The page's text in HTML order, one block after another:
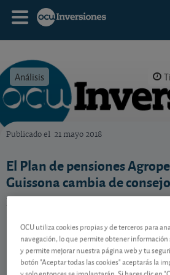
Análisis
Publicado el 21 mayo 2018
El Plan de pensiones
Guissona cambia de consejo
Este plan de pensiones cambió su
Contenido
OCU utiliza cookies propias y de terceros para
navegación, lo que permite obtener
y permite mejorar nuestra página web y tu
botón "Aceptar todas las cookies" aceptarás la